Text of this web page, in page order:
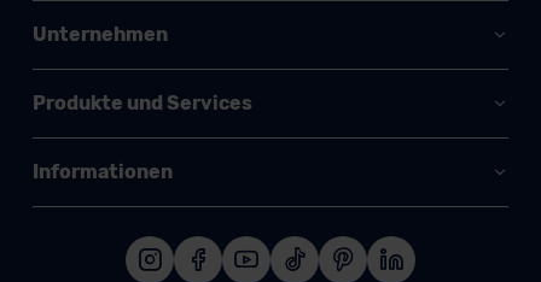
Unternehmen
Produkte und Services
Informationen